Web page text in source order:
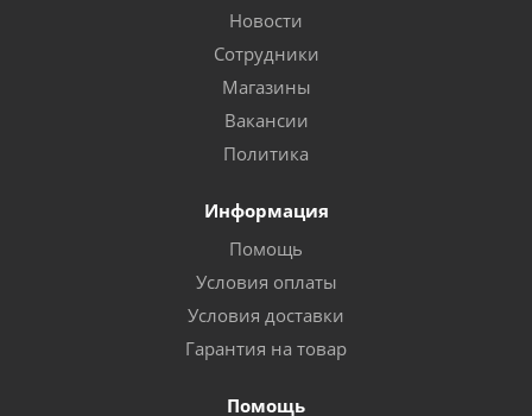
Новости
Сотрудники
Магазины
Вакансии
Политика
Информация
Помощь
Условия оплаты
Условия доставки
Гарантия на товар
Помощь